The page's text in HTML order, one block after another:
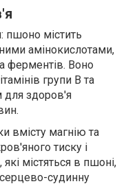
пшоно містить
амінокислотами,
ферментів. Воно
групи В та
для здоров'я
вмісту магнію та
тиску і
містяться в пшоні,
судинну